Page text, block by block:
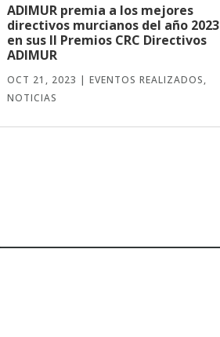
ADIMUR premia a los mejores
directivos murcianos del año 2023
en sus II Premios CRC Directivos
ADIMUR
OCT 21, 2023 |EVENTOS REALIZADOS,
NOTICIAS